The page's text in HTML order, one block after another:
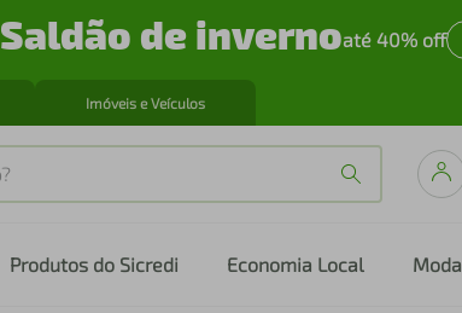
Saldão de invernoaté 40% off
Imóveis e Veículos
Produtos do Sicredi Economia Local Moda